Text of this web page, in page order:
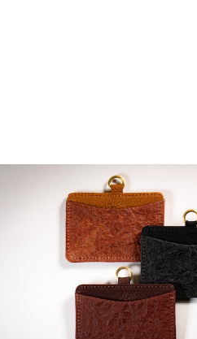
熊革 IDケース
¥7,150